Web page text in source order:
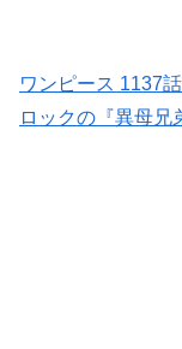
ワンピース 1137
ロックの『異母兄